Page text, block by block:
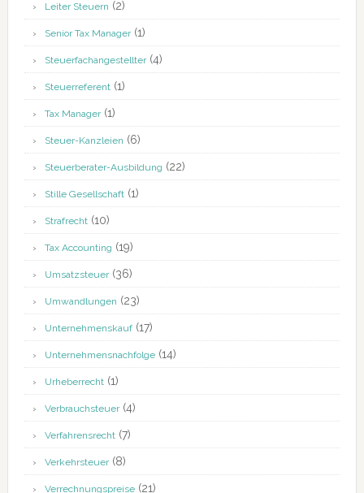
Leiter Steuern (2)
Senior Tax Manager(1)
Steuerfachangestellter(4)
Steuerreferent(1)
Tax Manager(1)
Steuer-Kanzleien (6)
Steuerberater-Ausbildung (22)
Stille Gesellschaft(1)
Strafrecht(10)
Tax Accounting (19)
Umsatzsteuer(36)
Umwandlungen (23)
Unternehmenskauf(17)
Unternehmensnachfolge(14)
Urheberrecht(1)
Verbrauchsteuer(4)
Verfahrensrecht(7)
Verkehrsteuer(8)
Verrechnungspreise(21)